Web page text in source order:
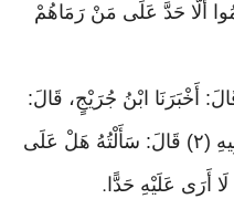
أَلَّا حَدَّ عَلَى مَنْ رَمَاهُمْ
قَالَ: أَخْبَرَنَا ابْنُ جُرَيْجٍ، قَالَ:
أَخْبَرَنِي هِشَامُ بْنُ عُرْوَةَ، عَنْ أَبِيهِ (٢) قَالَ: سَأَلْتُهُ هَلْ عَلَى
أَرَى عَلَيْهِ حَدًّا .